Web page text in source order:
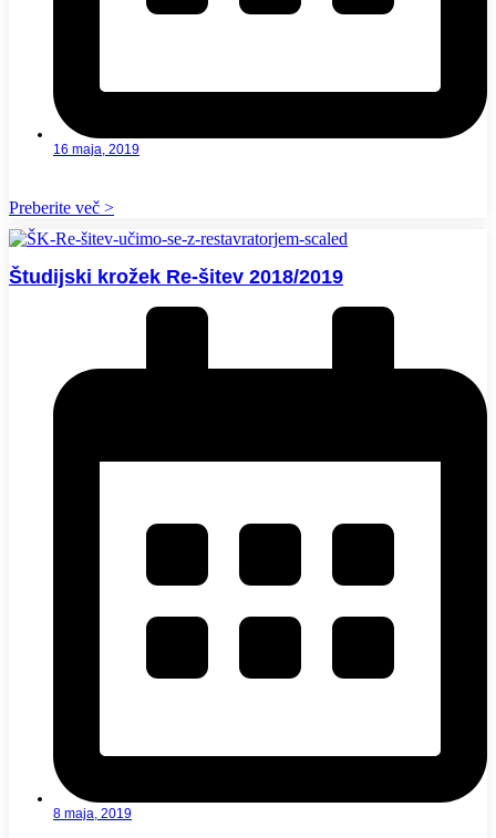
16 maja, 2019
Preberite več >
Študijski krožek Re-šitev 2018/2019
8 maja, 2019